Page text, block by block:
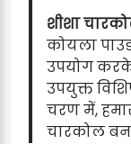
शीशा
कोयला
उपयोग
उपयुक्त
चरण में,
चारकोल